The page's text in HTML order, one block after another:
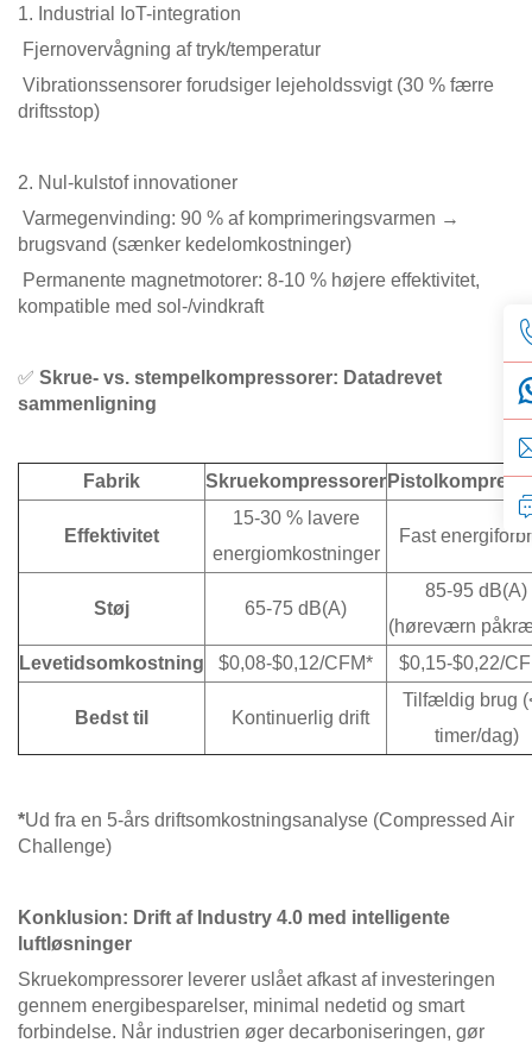
1. Industrial IoT-integration
Fjernovervågning af tryk/temperatur
Vibrationssensorer forudsiger lejeholdssvigt (30 % færre
driftsstop)
2. Nul-kulstof innovationer
Varmegenvinding: 90 % af komprimeringsvarmen →
brugsvand (sænker kedelomkostninger)
Permanente magnetmotorer: 8-10 % højere effektivitet,
kompatible med sol-/vindkraft
✅ Skrue- vs. stempelkompressorer: Datadrevet
sammenligning
Fabrik Skruekompressorer
Effektivitet
15-30 % lavere
energiomkostninger
Fast
Støj 65-75 dB(A)
85-95 dB(A)
(høreværn
Levetidsomkostning
$0,08-$0,12/CFM* $0,15-$0,22/
Bedst til Kontinuerlig drift
Tilfældig brug
timer/dag)
*Ud fra en 5-års driftsomkostningsanalyse (Compressed Air
Challenge)
Konklusion: Drift af Industry 4.0 med intelligente
luftløsninger
Skruekompressorer leverer uslået afkast af investeringen
gennem energibesparelser, minimal nedetid og smart
forbindelse. Når industrien øger decarboniseringen, gør